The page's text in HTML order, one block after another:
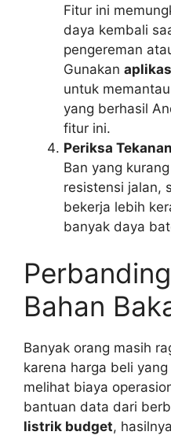
Fitur ini
daya kembali
pengereman
Gunakan
untuk
yang berhasil
fitur ini.
Periksa
Ban yang
resistensi jalan,
bekerja lebih
banyak daya
Bahan
Banyak orang masih
karena harga beli
melihat biaya
bantuan data dari
listrik budget,